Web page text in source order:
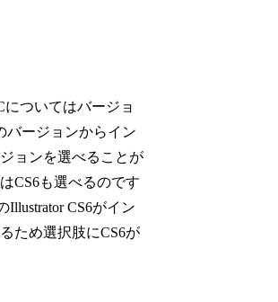
についてはバージョ
バージョンからイン
ョンを選べることが
CS6も選べるのです
Illustrator CS6がイン
ため選択肢にCS6が